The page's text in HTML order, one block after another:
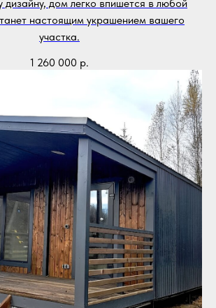
дизайну, дом легко впишется в любой
настоящим украшением вашего
участка.
1 260 000 р.